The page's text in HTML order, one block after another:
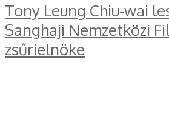
Tony Leung Chiu-wai
Sanghaji Nemzetközi
zsűrielnöke